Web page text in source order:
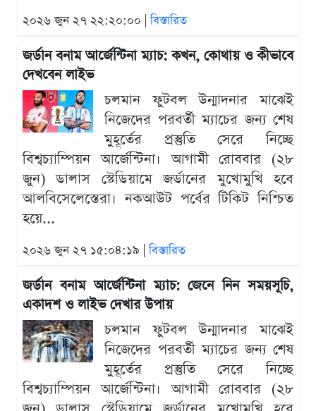
২০২৬ জুন ২৭ ২২:২০:০০ |বিস্তারিত
জর্ডান বনাম আর্জেন্টিনা ম্যাচ: কখন, কোথায় ও কীভাবে
দেখবেন লাইভ
চলমান ফুটবল উন্মাদনার মাঝেই
নিজেদের পরবর্তী ম্যাচের জন্য শেষ
মুহূর্তের প্রস্তুতি সেরে নিচ্ছে
বিশ্বচ্যাম্পিয়ন আর্জেন্টিনা। আগামী রোববার (২৮
জুন) ডালাস স্টেডিয়ামে জর্ডানের মুখোমুখি হবে
আলবিসেলেস্তেরা। নকআউট পর্বের টিকিট নিশ্চিত
হয়ে...
২০২৬ জুন ২৭ ১৫:০৪:১৯ |বিস্তারিত
জর্ডান বনাম আর্জেন্টিনা ম্যাচ: জেনে নিন সময়সূচি,
একাদশ ও লাইভ দেখার উপায়
চলমান ফুটবল উন্মাদনার মাঝেই
নিজেদের পরবর্তী ম্যাচের জন্য শেষ
মুহূর্তের প্রস্তুতি সেরে নিচ্ছে
বিশ্বচ্যাম্পিয়ন আর্জেন্টিনা। আগামী রোববার (২৮